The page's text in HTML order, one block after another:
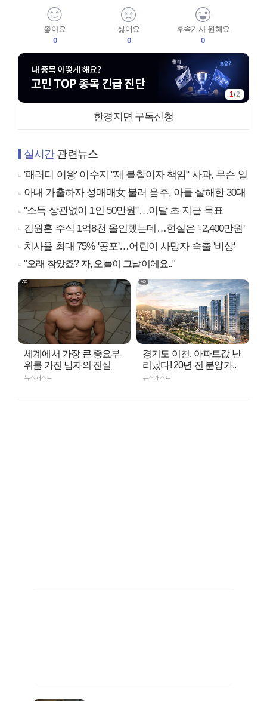
좋아요
0
싫어요
0
후속기사 원해요
0
1/2
한경지면 구독신청
실시간관련뉴스
'패러디 여왕' 이수지 "제 불찰이자 책임" 사과, 무슨 일
아내 가출하자 성매매女 불러 음주, 아들 살해한 30대
"소득 상관없이 1인 50만원"…이달 초 지급 목표
김원훈 주식 1억8천 올인했는데…현실은 '-2,400만원'
치사율 최대 75% '공포'…어린이 사망자 속출 '비상'
"오래 참았죠? 자, 오늘이 그날이에요.."
세계에서 가장 큰 중요부
위를 가진 남자의 진실
뉴스캐스트
경기도 이천, 아파트값 난
리났다! 20년 전 분양가..
뉴스캐스트